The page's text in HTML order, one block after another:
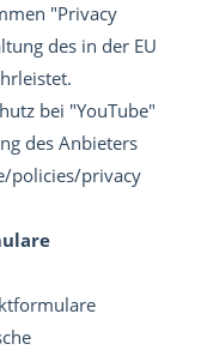
"Privacy
des in der EU
bei "YouTube"
des Anbieters
policies/privacy